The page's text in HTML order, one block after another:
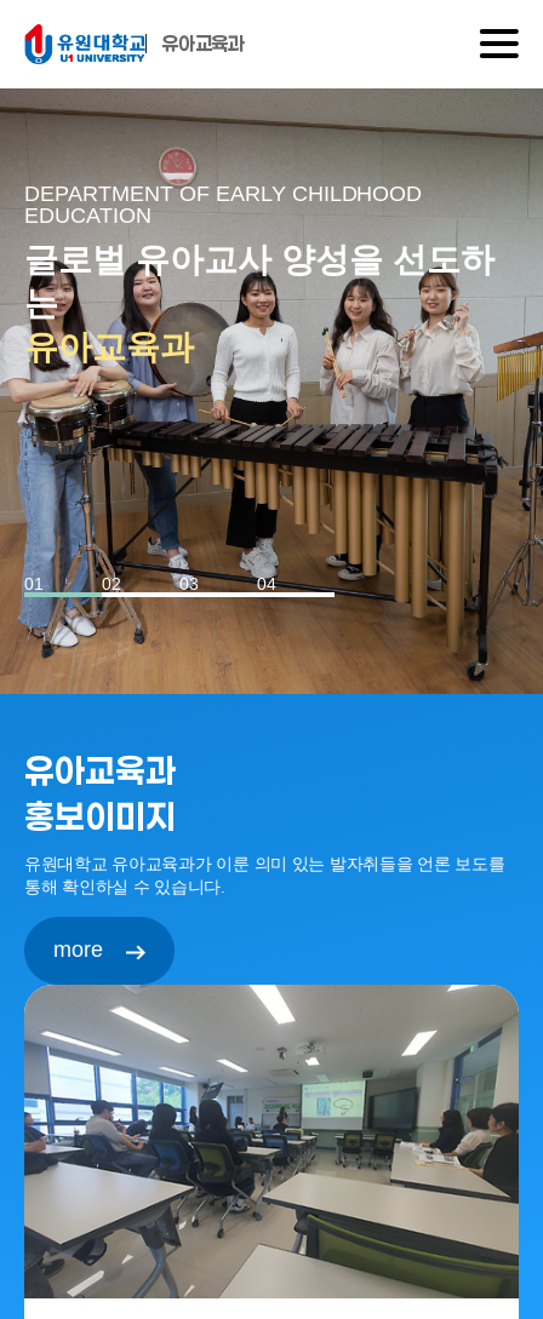
유아교육과
DEPARTMENT OF EARLY CHILDHOOD
EDUCATION
글로벌 유아교사 양성을 선도하
는
유아교육과
01 02 03 04
유아교육과
홍보이미지
유원대학교 유아교육과가 이룬 의미 있는 발자취들을 언론 보도를
통해 확인하실 수 있습니다.
more